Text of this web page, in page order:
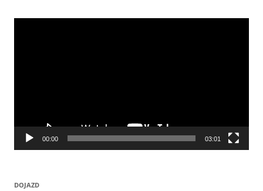
Odtwarzacz
00:00 03:01
DOJAZD